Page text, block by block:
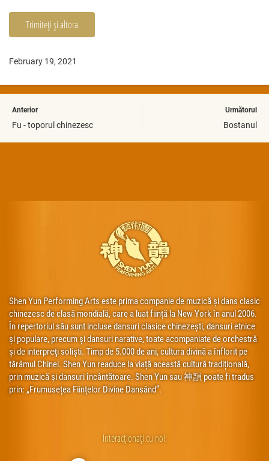
Trimiteți și altora
February 19, 2021
Anterior
Fu - toporul chinezesc
Următorul
Bostanul
Shen Yun Performing Arts este prima companie de muzică și dans clasic
chinezesc de clasă mondială, care a luat ființă la New York în anul 2006.
În repertoriul său sunt incluse dansuri clasice chinezești, dansuri etnice
și populare, precum și dansuri narative, toate acompaniate de orchestră
și de interpreţi soliști. Timp de 5.000 de ani, cultura divină a înflorit pe
tărâmul Chinei. Shen Yun readuce la viață această cultură tradițională,
prin muzică și dansuri încântătoare. Shen Yun sau 神韻 poate fi tradus
prin: „Frumusețea Ființelor Divine Dansând”.
Interacționați cu noi: